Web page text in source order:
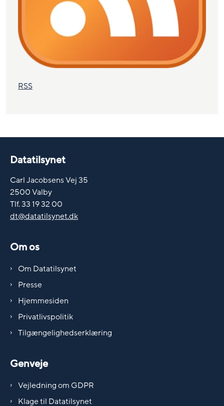
RSS
Datatilsynet
Carl Jacobsens Vej 35
2500 Valby
Tlf. 33 19 32 00
dt@datatilsynet.dk
Om os
Om Datatilsynet
Presse
Hjemmesiden
Privatlivspolitik
Tilgængelighedserklæring
Genveje
Vejledning om GDPR
Klage til Datatilsynet